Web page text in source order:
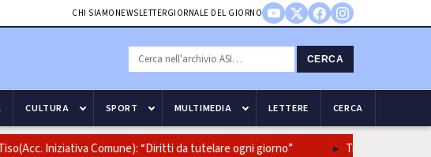
CHI SIAMO NEWSLETTERGIORNALE DEL GIORNO
CERCA
CULTURA SPORT MULTIMEDIA LETTERE CERCA
Iniziativa Comune): “Diritti da tutelare ogni giorno” Truffe agli anziani,